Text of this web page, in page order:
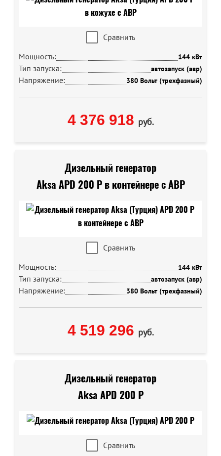
Сравнить
Мощность:
144 кВт
Тип запуска: автозапуск (авр)
Напряжение: 380 Вольт (трехфазный)
4 376 918 руб.
Дизельный генератор
Aksa APD 200 P в контейнере с АВР
Сравнить
Мощность:
144 кВт
Тип запуска: автозапуск (авр)
Напряжение: 380 Вольт (трехфазный)
4 519 296 руб.
Дизельный генератор
Aksa APD 200 P
Сравнить